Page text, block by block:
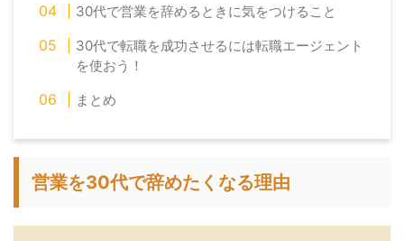
30代で営業を辞めるときに気をつけること
30代で転職を成功させるには転職エージェント
を使おう！
まとめ
営業を30代で辞めたくなる理由